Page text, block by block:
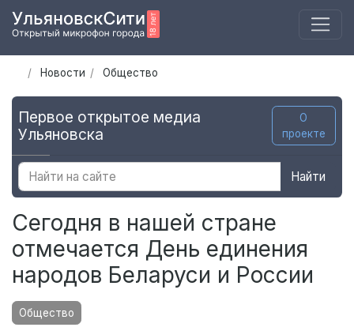
Новости Общество
Первое открытое медиа
Ульяновска
О
проекте
Найти
Сегодня в нашей стране
отмечается День единения
народов Беларуси и России
Общество